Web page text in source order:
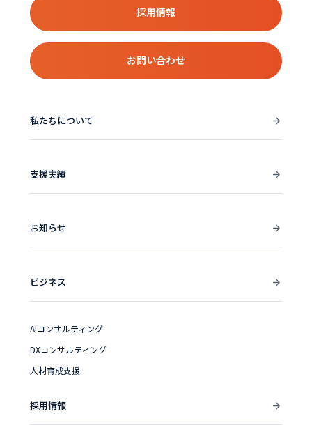
私たちについて
支援実績
お知らせ
ビジネス
AIコンサルティング
DXコンサルティング
人材育成支援
採用情報
採用情報
お問い合わせ